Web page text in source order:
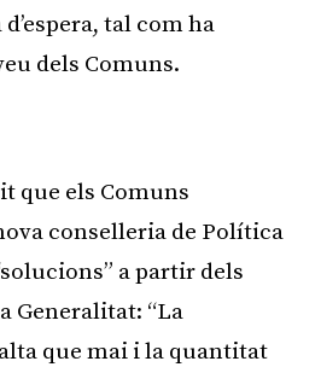
tal com ha
dels Comuns.
que els Comuns
conselleria de Política
a partir dels
Generalitat: “La
que mai i la quantitat